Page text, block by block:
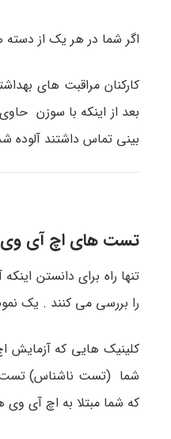
اگر شما در هر یک از دسته
کارکنان مراقبت های
بعد از اینکه با سوزن
بینی تماس داشتند آلوده
تست های اچ آی وی
تنها راه برای دانستن
را بررسی می کنند . یک
کلینیک هایی که آزمایش
شما (تست ناشناس) تست
که شما مبتلا به اچ آی